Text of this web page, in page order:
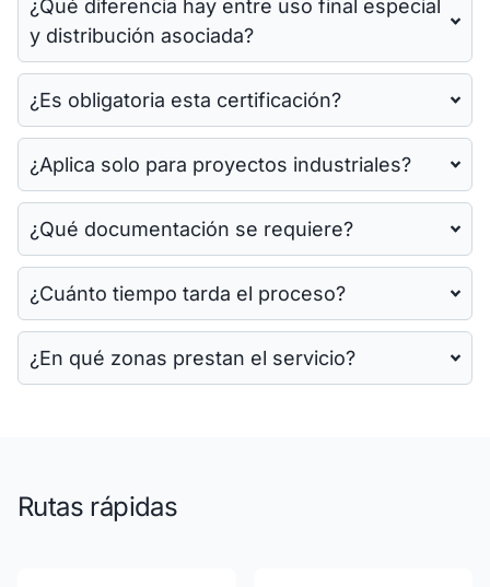
¿Qué diferencia hay entre uso final especial
y distribución asociada?
¿Es obligatoria esta certificación?
¿Aplica solo para proyectos industriales?
¿Qué documentación se requiere?
¿Cuánto tiempo tarda el proceso?
¿En qué zonas prestan el servicio?
Rutas rápidas